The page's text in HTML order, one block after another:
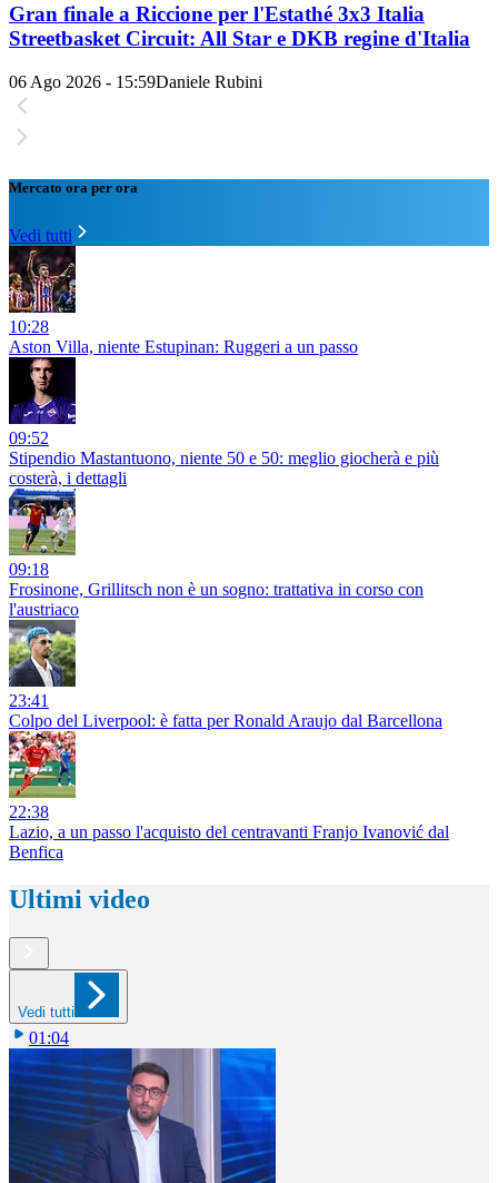
Gran finale a Riccione per l'Estathé 3x3 Italia
Streetbasket Circuit: All Star e DKB regine d'Italia
06 Ago 2026 - 15:59Daniele Rubini
Mercato ora per ora
Vedi tutti
10:28
Aston Villa, niente Estupinan: Ruggeri a un passo
09:52
Stipendio Mastantuono, niente 50 e 50: meglio giocherà e più
costerà, i dettagli
09:18
Frosinone, Grillitsch non è un sogno: trattativa in corso con
l'austriaco
23:41
Colpo del Liverpool: è fatta per Ronald Araujo dal Barcellona
22:38
Lazio, a un passo l'acquisto del centravanti Franjo Ivanović dal
Benfica
Ultimi video
Vedi tutti
01:04